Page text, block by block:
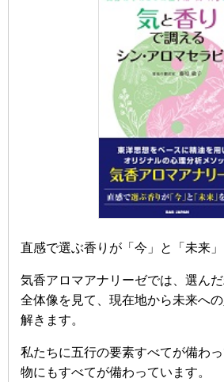
直感で選ぶ香りが「今」と「未来
気香アロマアナリーゼでは、選ん
全体像を見て、現在地から未来へ
解きます。
私たちに五行の要素すべてが備わ
物にもすべてが備わっています。